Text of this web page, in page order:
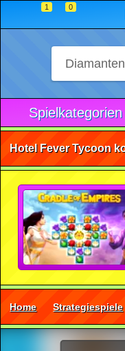
1 0
Spielkategorien
Home Strategiespiele